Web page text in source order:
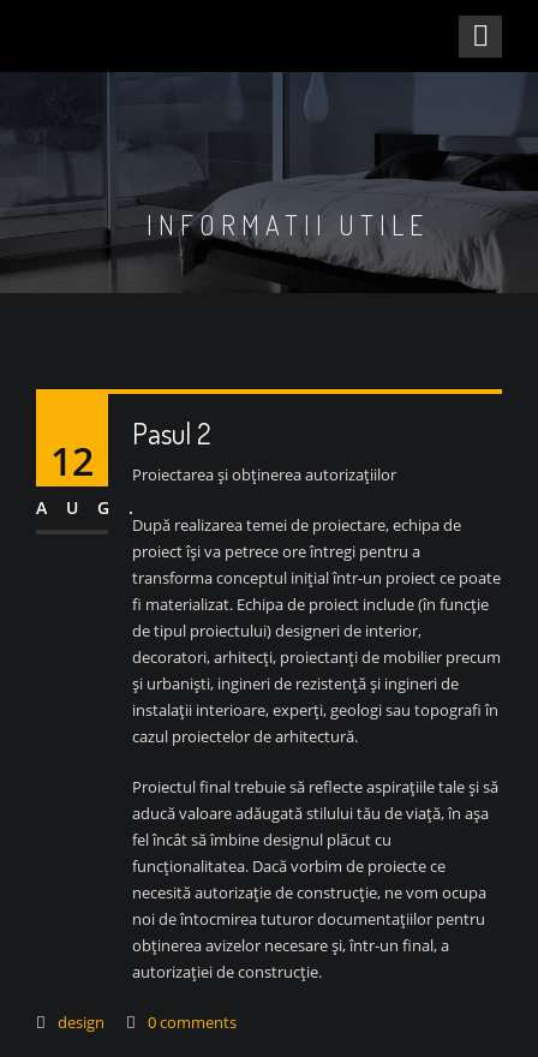
INFORMATII UTILE
12
AUG.
Pasul 2
Proiectarea și obținerea autorizațiilor
După realizarea temei de proiectare, echipa de
proiect își va petrece ore întregi pentru a
transforma conceptul inițial într-un proiect ce poate
fi materializat. Echipa de proiect include (în funcție
de tipul proiectului) designeri de interior,
decoratori, arhitecți, proiectanți de mobilier precum
și urbaniști, ingineri de rezistență și ingineri de
instalații interioare, experți, geologi sau topografi în
cazul proiectelor de arhitectură.
Proiectul final trebuie să reflecte aspirațiile tale și să
aducă valoare adăugată stilului tău de viață, în așa
fel încât să îmbine designul plăcut cu
funcționalitatea. Dacă vorbim de proiecte ce
necesită autorizație de construcție, ne vom ocupa
noi de întocmirea tuturor documentațiilor pentru
obținerea avizelor necesare și, într-un final, a
autorizației de construcție.
design 0 comments